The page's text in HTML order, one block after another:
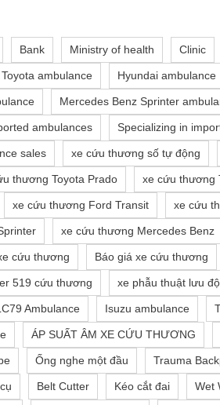
Bank Ministry of health Clinic
Toyota ambulance Hyundai ambulance
Mercedes Benz Sprinter
ambulances Specializing in
sales xe cứu thương số tự động
thương Toyota Prado xe cứu thương
xe cứu thương Ford Transit xe cứu
xe cứu thương Mercedes Benz
cứu thương Báo giá xe cứu thương
519 cứu thương xe phẫu thuật lưu
Ambulance Isuzu ambulance
ÁP SUẤT ÂM XE CỨU THƯƠNG
Ống nghe một đầu Trauma
Belt Cutter Kéo cắt đai Wet